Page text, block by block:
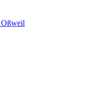
Oßweil